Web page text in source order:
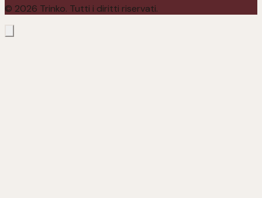
© 2026 Trinko. Tutti i diritti riservati.